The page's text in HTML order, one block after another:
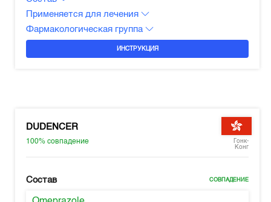
Применяется для лечения
Фармакологическая группа
ИНСТРУКЦИЯ
DUDENCER
100%совпадение
Гонк-
Конг
Состав СОВПАДЕНИЕ